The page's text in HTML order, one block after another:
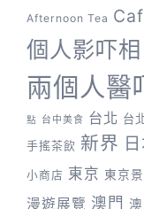
Afternoon Tea
個人影吓相
兩個人醫
點 台中美食 台北 台
手搖茶飲 新界
小商店 東京 東京
漫遊展覽 澳門